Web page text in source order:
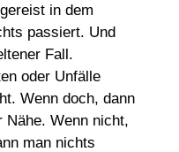
in dem
passiert. Und
Fall.
oder Unfälle
Wenn doch, dann
Wenn nicht,
man nichts